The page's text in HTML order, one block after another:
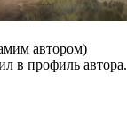
автором)
в профиль автора.